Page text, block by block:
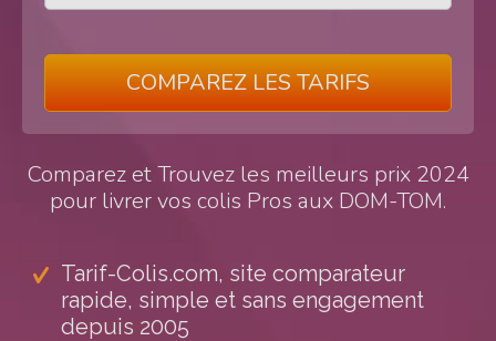
Comparez et Trouvez les meilleurs prix 2024
pour livrer vos colis Pros aux DOM-TOM.
Tarif-Colis.com, site comparateur
rapide, simple et sans engagement
depuis 2005
COMPAREZ LES TARIFS